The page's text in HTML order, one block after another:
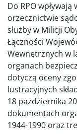
Do RPO
orzecznictwie
służby w Milicji
Łączności
Wewnętrznych w
organach
dotyczą oceny
lustracyjnych
18 października
dokumentach
1944-1990 oraz